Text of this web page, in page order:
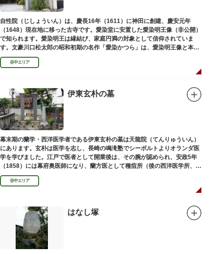
自性院（じしょういん）は、慶長16年（1611）に神田に創建、慶安元年
（1648）現在地に移った古寺です。愛染堂に安置した愛染明王像（非公開）
で知られます。愛染明王は縁結び、家庭円満の対象として信仰されていま
す。文豪川口松太郎の昭和初期の名作「愛染かつら」は、愛染明王像と本堂
前にあった桂の古木にヒントを得た作品だといわれます。
谷中エリア
伊東玄朴の墓
幕末期の蘭学・西洋医学者である伊東玄朴の墓は天龍院（てんりゅういん）
にあります。玄朴は医学を志し、長崎の鳴滝塾でシーボルトよりオランダ医
学を学びました。江戸で医者として開業後は、その腕が認められ、安政5年
（1858）には幕府奥医師になり、蘭方医として種痘所（後の西洋医学所、現
東京大学医学部）の開設などに尽力し、明治4年（1871）72歳で没しまし
た。谷中エリア
はなし塚